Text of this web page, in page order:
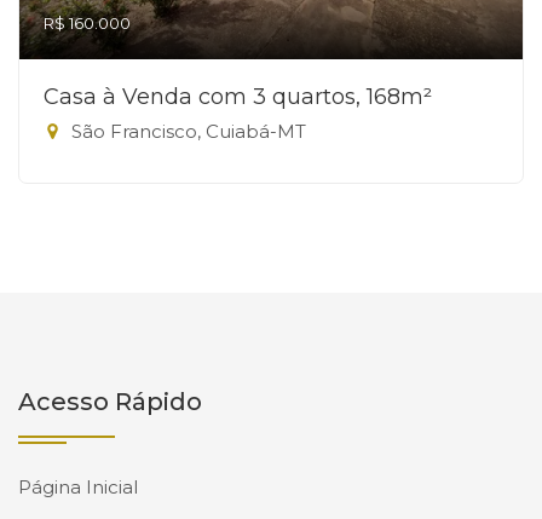
R$ 160.000
Casa à Venda com 3 quartos, 168m²
São Francisco, Cuiabá-MT
Acesso Rápido
Página Inicial